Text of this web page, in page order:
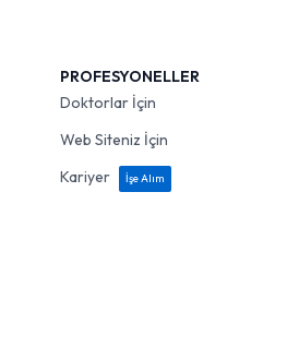
PROFESYONELLER
Doktorlar İçin
Web Siteniz İçin
Kariyer
İşe Alım